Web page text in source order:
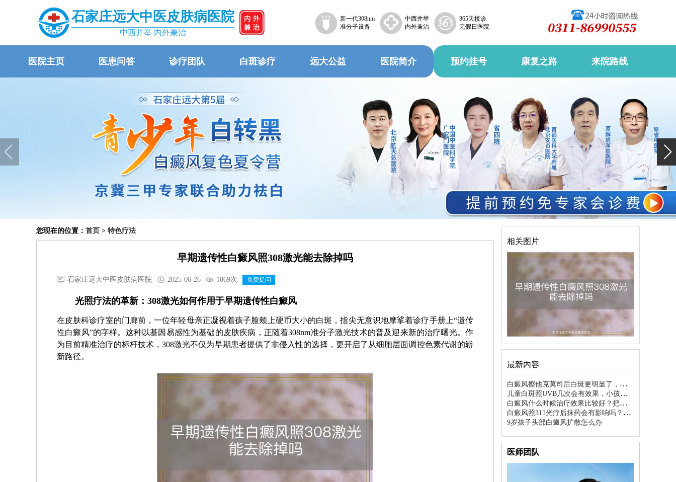
石家庄远大中医皮肤病医院
中西并举 内外兼治
新一代308nm
准分子设备
中西并举
内外兼治
365天接诊
无假日医院
医院主页 医患问答 诊疗团队 白斑诊疗 远大公益 医院简介 预约挂号 康复之路 来院路线
您现在的位置： 首页 > 特色疗法
早期遗传性白癜风照308激光能去除掉吗
石家庄远大中医皮肤病医院 2025-06-26 1069次 免费提问
光照疗法的革新：308激光如何作用于早期遗传性白癜风
在皮肤科诊疗室的门廊前，一位年轻母亲正凝视着孩子脸颊上硬币大小的白斑，指尖无意识地摩挲着诊疗手册上“遗传
性白癜风”的字样。这种以基因易感性为基础的皮肤疾病，正随着308nm准分子激光技术的普及迎来新的治疗曙光。作
为目前精准治疗的标杆技术，308激光不仅为早期患者提供了非侵入性的选择，更开启了从细胞层面调控色素代谢的崭
新路径。
相关图片
最新内容
白癜风擦他克莫司后白斑更明显了，要不
要停用
儿童白斑照UVB几次会有效果，小孩白癜
风照光多久能看到变化，儿童白癜风照
UVB光治疗后几次显效
白癜风什么时候治疗效果比较好？把握好
这3个阶段复色更快
白癜风照311光疗后抹药会有影响吗？做
错这一步小心白费功夫
9岁孩子头部白癜风扩散怎么办
医师团队